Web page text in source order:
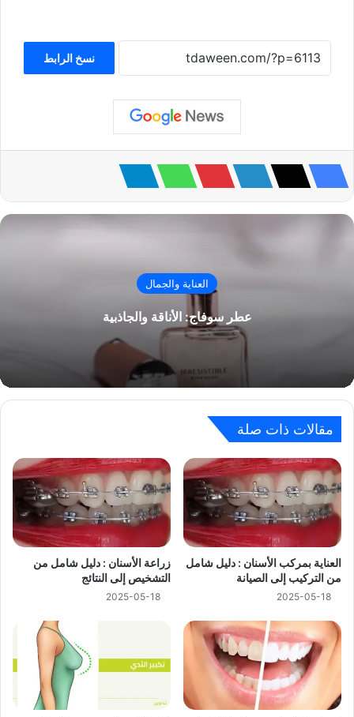
نسخ الرابط
العناية والجمال
عطر سوفاج: الأناقة والجاذبية
مقالات ذات صلة
العناية بمركب الأسنان : دليل شامل
من التركيب إلى الصيانة
2025-05-18
زراعة الأسنان : دليل شامل من
التشخيص إلى النتائج
2025-05-18